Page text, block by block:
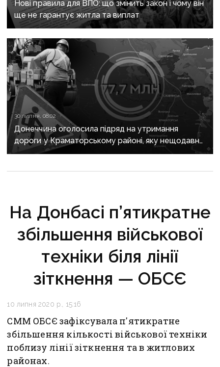
Нові правила для ВПО: що змінить закон і чому він
ще не гарантує житла та виплат
30 липня, 08:02
Донеччина оголосила підряд на утримання
дороги у Краматорському районі, яку нещодавно
вже ремонтували
На Донбасі п’ятикратне
збільшення військової
техніки біля лінії
зіткнення — ОБСЄ
10 липня 2020 р., 15:16
СММ ОБСЄ зафіксувала п'ятикратне
збільшення кількості військової техніки
поблизу лінії зіткнення та в житлових
районах.